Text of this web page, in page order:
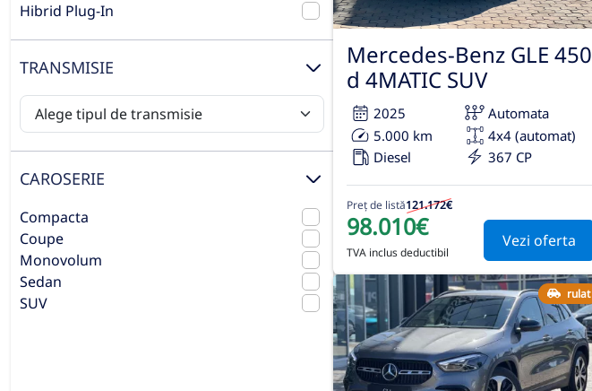
Hibrid Plug-In
TRANSMISIE
CAROSERIE
Compacta
Coupe
Monovolum
Sedan
SUV
Mercedes-Benz GLE 450
d 4MATIC SUV
2025
Automata
5.000 km
4x4 (automat)
Diesel
367 CP
Preț de listă121.172€
98.010€
TVA inclus deductibil
Vezi oferta
rulat